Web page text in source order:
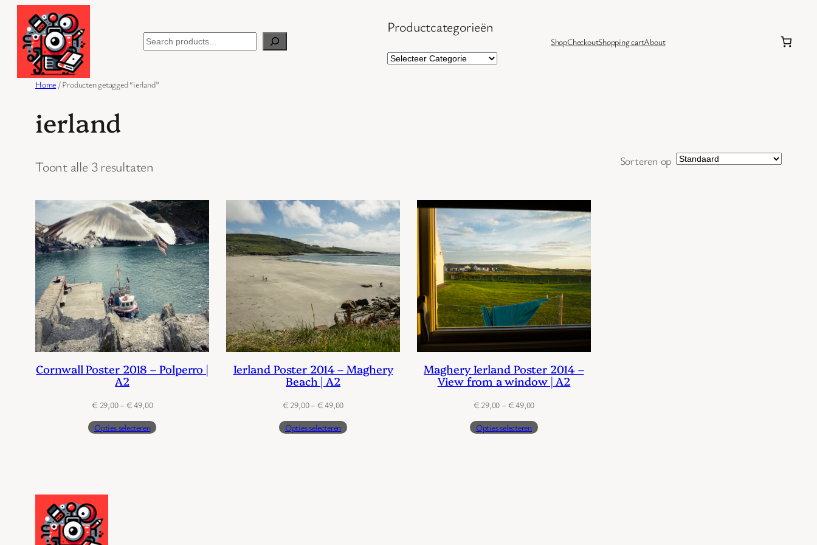
naar
inhoud
Search
Productcategorieën
ShopCheckoutShopping cartAbout
Home / Producten getagged “ierland”
ierland
Toont alle 3 resultaten Sorteren op
Cornwall Poster 2018 – Polperro |
A2
€ 29,00– €49,00Prijsklasse:
tot
Opties selecteren
Ierland Poster 2014 – Maghery
Beach | A2
€ 29,00– €49,00Prijsklasse:
tot
Opties selecteren
Maghery Ierland Poster 2014 –
View from a window | A2
€ 29,00– €49,00Prijsklasse:
tot
Opties selecteren